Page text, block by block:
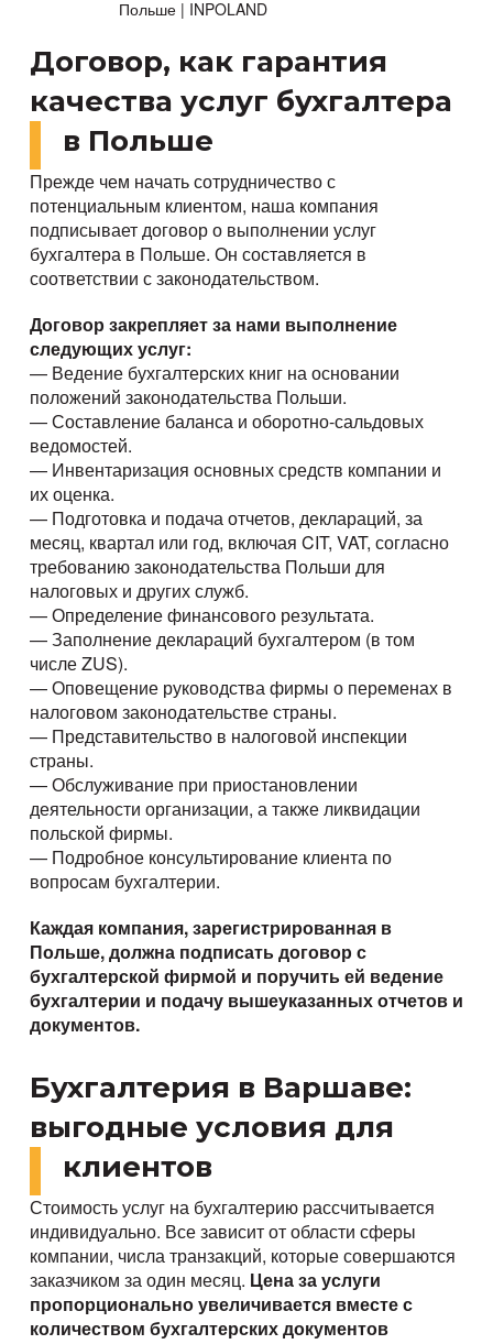
Договор, как гарантия
качества услуг бухгалтера
в Польше
Прежде чем начать сотрудничество с
потенциальным клиентом, наша компания
подписывает договор о выполнении услуг
бухгалтера в Польше. Он составляется в
соответствии с законодательством.
Договор закрепляет за нами выполнение
следующих услуг:
— Ведение бухгалтерских книг на основании
положений законодательства Польши.
— Составление баланса и оборотно-сальдовых
ведомостей.
— Инвентаризация основных средств компании и
их оценка.
— Подготовка и подача отчетов, деклараций, за
месяц, квартал или год, включая CIT, VAT, согласно
требованию законодательства Польши для
налоговых и других служб.
— Определение финансового результата.
— Заполнение деклараций бухгалтером (в том
числе ZUS).
— Оповещение руководства фирмы о переменах в
налоговом законодательстве страны.
— Представительство в налоговой инспекции
страны.
— Обслуживание при приостановлении
деятельности организации, а также ликвидации
польской фирмы.
— Подробное консультирование клиента по
вопросам бухгалтерии.
Каждая компания, зарегистрированная в
Польше, должна подписать договор с
бухгалтерской фирмой и поручить ей ведение
бухгалтерии и подачу вышеуказанных отчетов и
документов.
Бухгалтерия в Варшаве:
выгодные условия для
клиентов
Стоимость услуг на бухгалтерию рассчитывается
индивидуально. Все зависит от области сферы
компании, числа транзакций, которые совершаются
заказчиком за один месяц. Цена за услуги
пропорционально увеличивается вместе с
количеством бухгалтерских документов